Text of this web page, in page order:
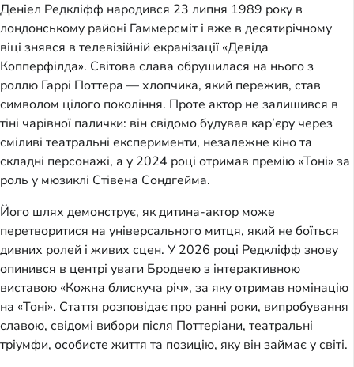
Деніел Редкліфф народився 23 липня 1989 року в
лондонському районі Гаммерсміт і вже в десятирічному
віці знявся в телевізійній екранізації «Девіда
Копперфілда». Світова слава обрушилася на нього з
роллю Гаррі Поттера — хлопчика, який пережив, став
символом цілого покоління. Проте актор не залишився в
тіні чарівної палички: він свідомо будував кар’єру через
сміливі театральні експерименти, незалежне кіно та
складні персонажі, а у 2024 році отримав премію «Тоні» за
роль у мюзиклі Стівена Сондгейма.
Його шлях демонструє, як дитина-актор може
перетворитися на універсального митця, який не боїться
дивних ролей і живих сцен. У 2026 році Редкліфф знову
опинився в центрі уваги Бродвею з інтерактивною
виставою «Кожна блискуча річ», за яку отримав номінацію
на «Тоні». Стаття розповідає про ранні роки, випробування
славою, свідомі вибори після Поттеріани, театральні
тріумфи, особисте життя та позицію, яку він займає у світі.